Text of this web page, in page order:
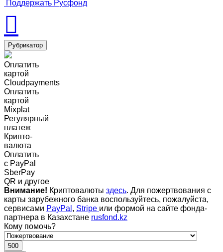
Поддержать Русфонд
Рубрикатор
Оплатить
картой
Cloudpayments
Оплатить
картой
Mixplat
Регулярный
платеж
Крипто-
валюта
Оплатить
c PayPal
SberPay
QR и другое
Внимание! Криптовалюты здесь. Для пожертвования с
карты зарубежного банка воспользуйтесь, пожалуйста,
сервисами PayPal , Stripe или формой на сайте фонда-
партнера в Казахстане rusfond.kz
Кому помочь?
500